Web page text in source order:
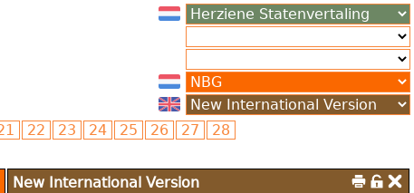
New International Version